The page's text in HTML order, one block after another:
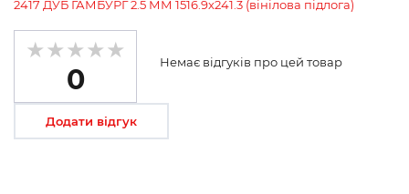
2417 ДУБ ГАМБУРГ 2.5 ММ 1516.9х241.3 (вінілова підлога)
0
Немає відгуків про цей товар
Додати відгук